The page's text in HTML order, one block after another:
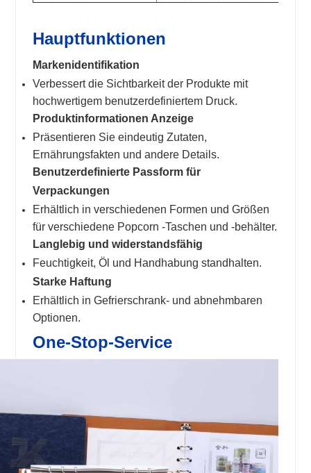
Hauptfunktionen
Markenidentifikation
Verbessert die Sichtbarkeit der Produkte mit
hochwertigem benutzerdefiniertem Druck.
Produktinformationen Anzeige
Präsentieren Sie eindeutig Zutaten,
Ernährungsfakten und andere Details.
Benutzerdefinierte Passform für
Verpackungen
Erhältlich in verschiedenen Formen und Größen
für verschiedene Popcorn -Taschen und -behälter.
Langlebig und widerstandsfähig
Feuchtigkeit, Öl und Handhabung standhalten.
Starke Haftung
Erhältlich in Gefrierschrank- und abnehmbaren
Optionen.
One-Stop-Service